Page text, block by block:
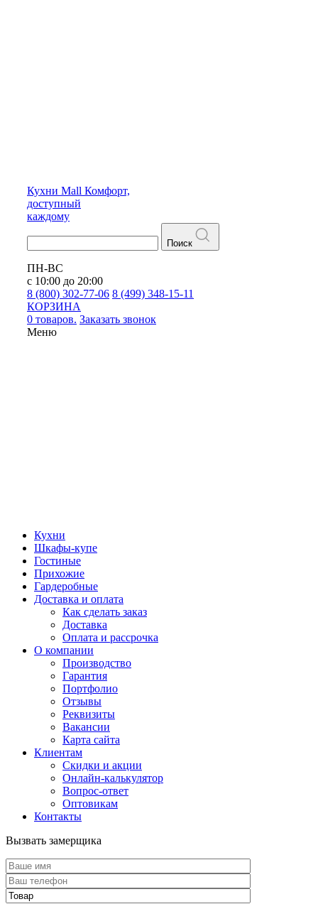
Кухни Mall Комфорт,
доступный
каждому
Поиск
ПН-ВС
с 10:00 до 20:00
8 (800) 302-77-06 8 (499) 348-15-11
КОРЗИНА
0 товаров. Заказать звонок
Меню
Кухни
Шкафы-купе
Гостиные
Прихожие
Гардеробные
Доставка и оплата
Как сделать заказ
Доставка
Оплата и рассрочка
О компании
Производство
Гарантия
Портфолио
Отзывы
Реквизиты
Вакансии
Карта сайта
Клиентам
Скидки и акции
Онлайн-калькулятор
Вопрос-ответ
Оптовикам
Контакты
Вызвать замерщика